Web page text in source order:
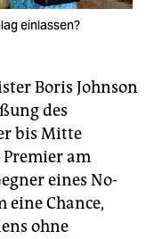
einlassen?
Boris Johnson
des
bis Mitte
am
eines No-
Chance,
ohne